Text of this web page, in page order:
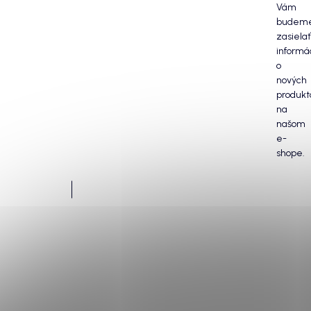
Vám
zasielať
o
nových
na
našom
e-
shope.